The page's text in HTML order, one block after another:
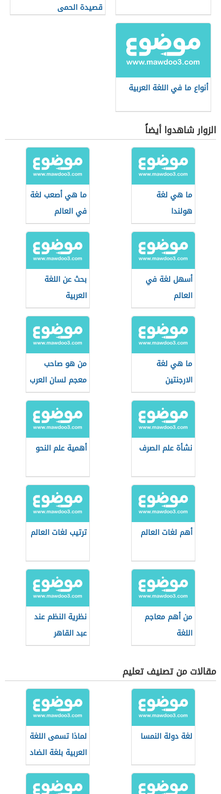
قصيدة الحمى
أنواع ما في اللغة العربية
الزوار شاهدوا أيضاً
ما هي لغة
هولندا
ما هي أصعب لغة
في العالم
أسهل لغة في
العالم
بحث عن اللغة
العربية
ما هي لغة
الارجنتين
من هو صاحب
معجم لسان العرب
نشأة علم الصرف أهمية علم النحو
أهم لغات العالم ترتيب لغات العالم
من أهم معاجم
اللغة
نظرية النظم عند
عبد القاهر
الجرجاني
مقالات من تصنيف تعليم
لغة دولة النمسا
لماذا تسمى اللغة
العربية بلغة الضاد